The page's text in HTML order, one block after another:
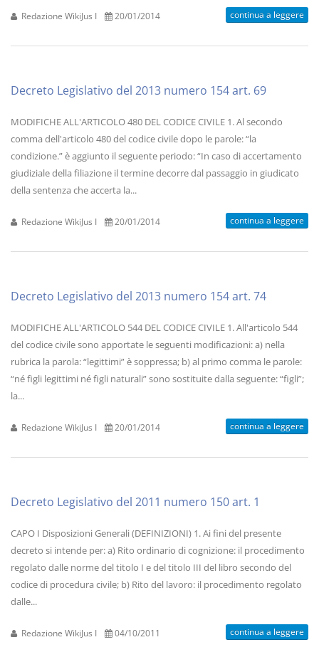
Redazione WikiJus I 20/01/2014 continua a leggere
Decreto Legislativo del 2013 numero 154 art. 69
MODIFICHE ALL'ARTICOLO 480 DEL CODICE CIVILE 1. Al secondo
comma dell'articolo 480 del codice civile dopo le parole: “la
condizione.” è aggiunto il seguente periodo: “In caso di accertamento
giudiziale della filiazione il termine decorre dal passaggio in giudicato
della sentenza che accerta la...
Redazione WikiJus I 20/01/2014 continua a leggere
Decreto Legislativo del 2013 numero 154 art. 74
MODIFICHE ALL'ARTICOLO 544 DEL CODICE CIVILE 1. All'articolo 544
del codice civile sono apportate le seguenti modificazioni: a) nella
rubrica la parola: “legittimi” è soppressa; b) al primo comma le parole:
“né figli legittimi né figli naturali” sono sostituite dalla seguente: “figli”;
la...
Redazione WikiJus I 20/01/2014 continua a leggere
Decreto Legislativo del 2011 numero 150 art. 1
CAPO I Disposizioni Generali (DEFINIZIONI) 1. Ai fini del presente
decreto si intende per: a) Rito ordinario di cognizione: il procedimento
regolato dalle norme del titolo I e del titolo III del libro secondo del
codice di procedura civile; b) Rito del lavoro: il procedimento regolato
dalle...
Redazione WikiJus I 04/10/2011 continua a leggere